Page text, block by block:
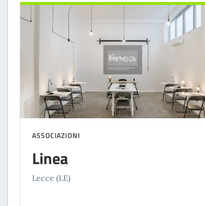
ASSOCIAZIONI
Linea
Lecce (LE)